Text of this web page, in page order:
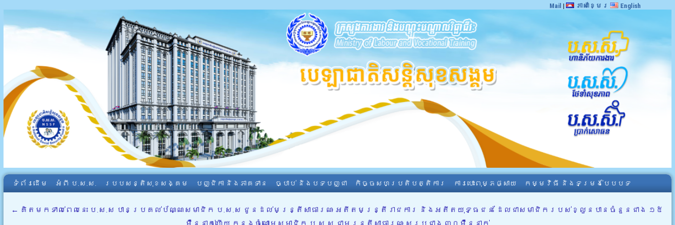
Mail | ភាសាខ្មែរ English
ទំព័រដើម អំពី​ ប.ស.ស. របបសន្តិសុខសង្គម បញ្ជិកា និងភាគទាន ច្បាប់ និងបទបញ្ជា កិច្ចសហប្រតិបត្តិការ ការបោះពុម្ភផ្សាយ កម្មវិធី និងទម្រង់បែបបទ
← គិតមកទាល់ពេលនេះ ប.ស.ស បានប្រគល់ប័ណ្ណសមាជិក ប.ស.ស ជូនដល់មន្រ្តីសាធារណៈ អតីតមន្រ្តីរាជការ និងអតីតយុទ្ធជន ដែលជាសមាជិករបស់ខ្លួនបានចំនួនជាង ១៥